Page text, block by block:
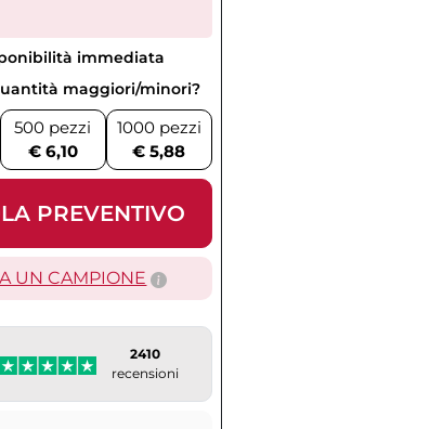
immediata
maggiori/minori?
500 pezzi
€ 6,10
1000 pezzi
€ 5,88
PREVENTIVO
UN CAMPIONE
2410
recensioni